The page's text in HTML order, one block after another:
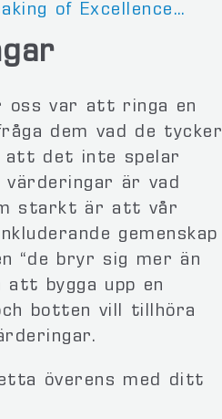
of Excellence…
oss var att ringa en
dem vad de tycker
det inte spelar
är vad
starkt är att vår
gemenskap
“de bryr sig mer än
bygga upp en
botten vill tillhöra
överens med ditt